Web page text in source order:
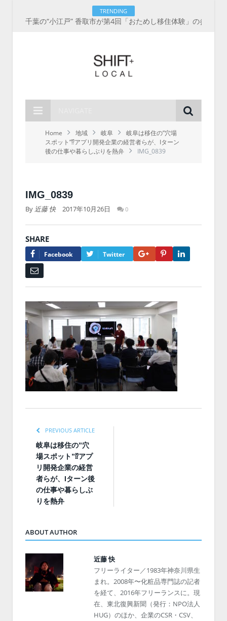
TRENDING
Home 地域 岐阜
岐阜は移住の”穴場
スポット”⁉︎アプリ開発企業の経営者らが、Iターン
後の仕事や暮らしぶりを熱弁
IMG_0839
IMG_0839
By 近藤 快 2017年10月26日 0
SHARE
Facebook Twitter Google+Pinterest
PREVIOUS ARTICLE
岐阜は移住の”穴
場スポット”⁉︎アプ
リ開発企業の経営
者らが、Iターン後
の仕事や暮らしぶ
りを熱弁
ABOUT AUTHOR
近藤 快
フリーライター／1983年神奈川県生
まれ。2008年〜化粧品専門誌の記者
を経て、2016年フリーランスに。現
在、東北復興新聞（発行：NPO法人
HUG）のほか、企業のCSR・CSV、